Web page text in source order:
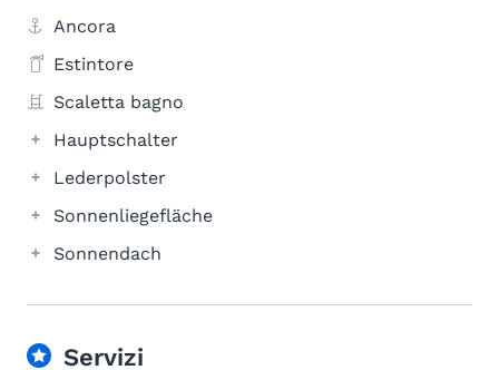
Ancora
Estintore
Scaletta bagno
Hauptschalter
Lederpolster
Sonnenliegefläche
Sonnendach
Servizi